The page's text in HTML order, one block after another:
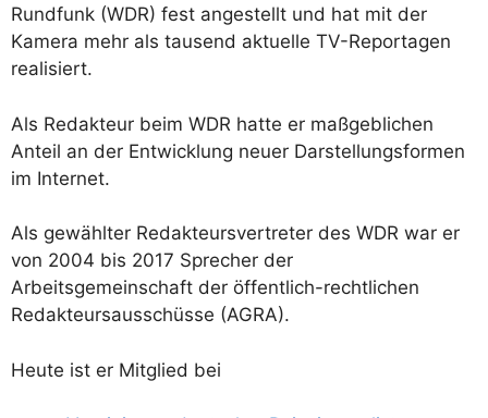
Rundfunk (WDR) fest angestellt und hat mit der
Kamera mehr als tausend aktuelle TV-Reportagen
realisiert.
Als Redakteur beim WDR hatte er maßgeblichen
Anteil an der Entwicklung neuer Darstellungsformen
im Internet.
Als gewählter Redakteursvertreter des WDR war er
von 2004 bis 2017 Sprecher der
Arbeitsgemeinschaft der öffentlich-rechtlichen
Redakteursausschüsse (AGRA).
Heute ist er Mitglied bei